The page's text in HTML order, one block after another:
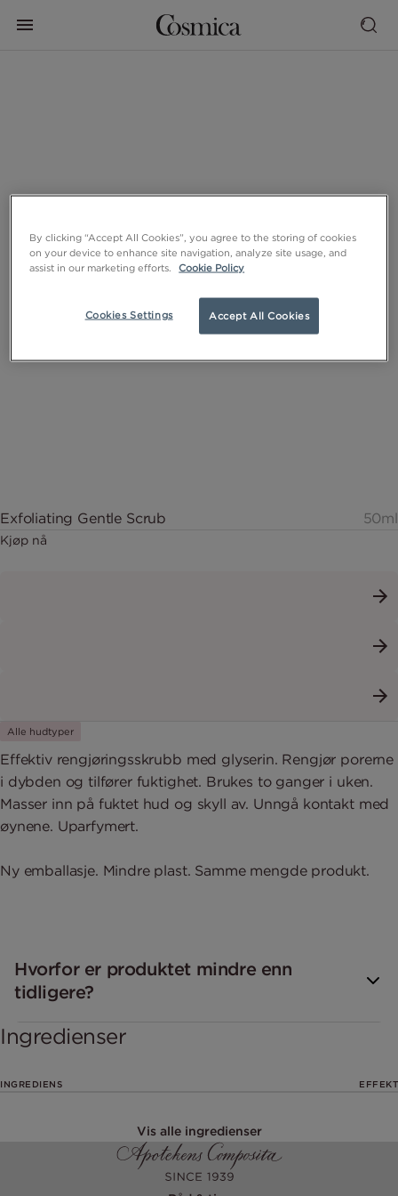
Exfoliating Gentle Scrub 50ml
Kjøp nå
Alle hudtyper
Effektiv rengjøringsskrubb med glyserin. Rengjør porerne
i dybden og tilfører fuktighet. Brukes to ganger i uken.
Masser inn på fuktet hud og skyll av. Unngå kontakt med
øynene. Uparfymert.
Ny emballasje. Mindre plast. Samme mengde produkt.
Hvorfor er produktet mindre enn
tidligere?
Ingredienser
INGREDIENS EFFEKT
Vis alle ingredienser
By clicking “Accept All Cookies”, you agree to the storing of cookies
on your device to enhance site navigation, analyze site usage, and
assist in our marketing efforts.
Cookie Policy
Cookies Settings Accept All Cookies